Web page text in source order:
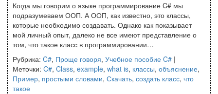
Когда мы говорим о языке программирование C# мы
подразумеваем ООП. А ООП, как известно, это классы,
которые необходимо создавать. Однако как показывает
мой личный опыт, далеко не все имеют представление о
том, что такое класс в программировании…
Рубрика: C#, Проще говоря, Учебное пособие C# |
Меточки: C#, Class, example, what is, классы, объяснение,
Пример, простыми словами, Скачать, создать класс, что
такое